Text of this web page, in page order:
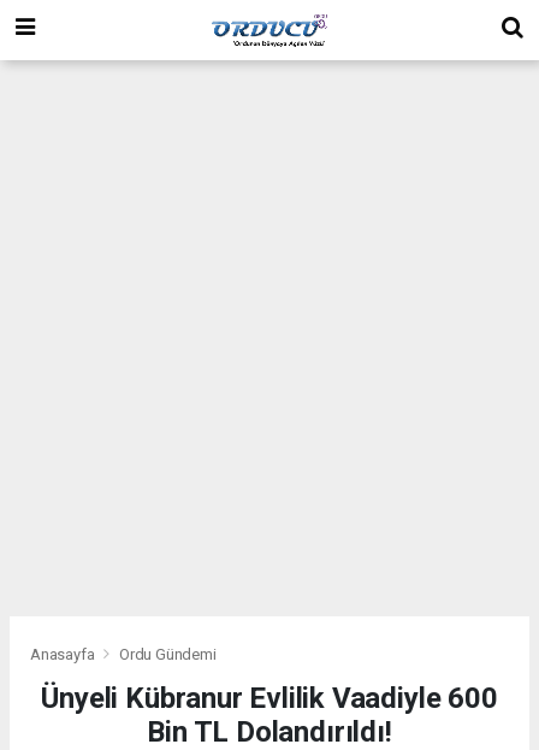
Anasayfa Ordu Gündemi
Ünyeli Kübranur Evlilik Vaadiyle 600
Bin TL Dolandırıldı!